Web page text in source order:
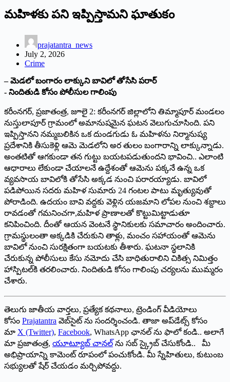
మహిళకు పని ఇప్పిస్తామని ఘాతుకం
prajatantra_news
July 2, 2026
Crime
– మెడలో బంగారం లాక్కుని బావిలో తోసేసి పరార్‌
‌- నిందితుడి కోసం పోలీసుల గాలింపు
కరీంనగర్‌,‌ ప్రజాతంత్ర, జూలై 2: కరీంనగర్‌ ‌జిల్లాలోని తిమ్మాపూర్‌ ‌మండలం
నుస్తులాపూర్‌ ‌గ్రామంలో అమానుషమైన ఘటన వెలుగుచూసింది. పని
ఇప్పిస్తానని నమ్మబలికిన ఒక దుండగుడు ఓ మహిళను నిర్మానుష్య
ప్రదేశానికి తీసుకెళ్లి ఆమె మెడలోని అర తులం బంగారాన్ని లాక్కున్నాడు.
అంతటితో ఆగకుండా తన గుట్టు బయటపడుతుందని భావించి.. ఎలాంటి
ఆధారాలు లేకుండా చేయాలనే ఉద్దేశంతో ఆమెను పక్కనే ఉన్న ఒక
వ్యవసాయ బావిలోకి తోసేసి అక్కడ నుంచి పరారయ్యాడు. బావిలో
పడిపోయిన సదరు మహిళ సుమారు 24 గంటల పాటు మృత్యువుతో
పోరాడింది. ఉదయం బావి వద్దకు వెళ్లిన యజమాని లోపల నుంచి శబ్దాలు
రావడంతో గమనించగా,మహిళ ప్రాణాలతో కొట్టుమిట్టాడుతూ
కనిపించింది. దీంతో ఆయన వెంటనే స్థానికులకు సమాచారం అందించారు.
గ్రామస్థులంతా అక్కడికి చేరుకుని తాళ్లు, మంచం సహాయంతో ఆమెను
బావిలో నుంచి సురక్షితంగా బయటకు తీశారు. ఘటనా స్థలానికి
చేరుకున్న పోలీసులు కేసు నమోదు చేసి బాధితురాలిని చికిత్స నిమిత్తం
హాస్పిటల్‌కి తరలించారు. నిందితుడి కోసం గాలింపు చర్యలను ముమ్మరం
చేశారు.
తెలుగు జాతీయ వార్తలు, ప్రత్యేక కథనాలు, ట్రెండింగ్ వీడియోలు
కోసం Prajatantra వెబ్‌సైట్ ను సందర్శించండి. తాజా అప్‌డేట్స్ కోసం
మా X (Twitter), Facebook, WhatsApp ఛానల్ ను ఫాలో కండి.. అలాగే
మా ప్రజాతంత్ర, యూట్యూబ్ చానల్ ను సబ్ స్క్రైబ్ చేసుకోండి.. మీ
అభిప్రాయాన్ని కామెంట్ రూపంలో పంచుకోండి. మీ స్నేహితులు, కుటుంబ
సభ్యులతో షేర్ చేయడం మర్చిపోవద్దు.